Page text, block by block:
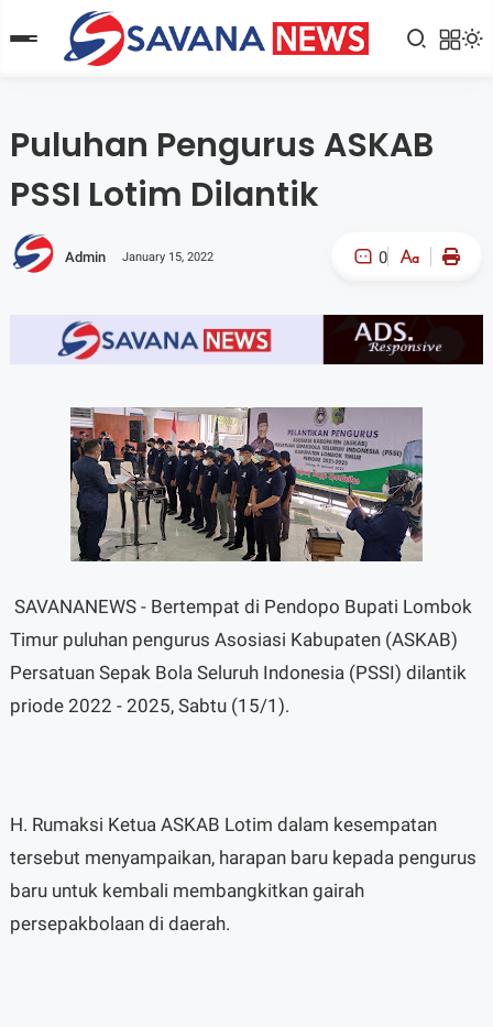
Puluhan Pengurus ASKAB
PSSI Lotim Dilantik
Admin January 15, 2022 0
A- A+
SAVANANEWS - Bertempat di Pendopo Bupati Lombok
Timur puluhan pengurus Asosiasi Kabupaten (ASKAB)
Persatuan Sepak Bola Seluruh Indonesia (PSSI) dilantik
priode 2022 - 2025, Sabtu (15/1).
H. Rumaksi Ketua ASKAB Lotim dalam kesempatan
tersebut menyampaikan, harapan baru kepada pengurus
baru untuk kembali membangkitkan gairah
persepakbolaan di daerah.